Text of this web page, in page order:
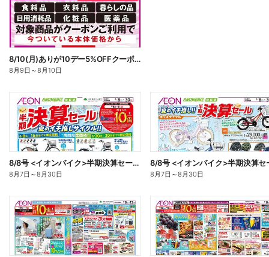
8/10(月)ありが10デー5%OFFクーポン配信!
8月9日 ～8月10日
8/8号 <イオンバイク>半期決算セール:表面
8月7日 ～8月30日 8月7日 ～8月30日